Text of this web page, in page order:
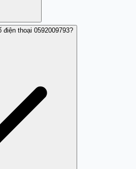
mời chào dịch vụ giả mạo hoặc
thoại 0592009793?